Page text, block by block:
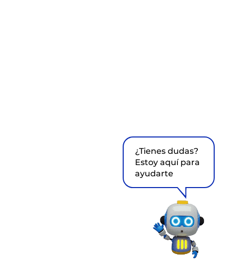
¿Tienes dudas?
Estoy aquí para
ayudarte